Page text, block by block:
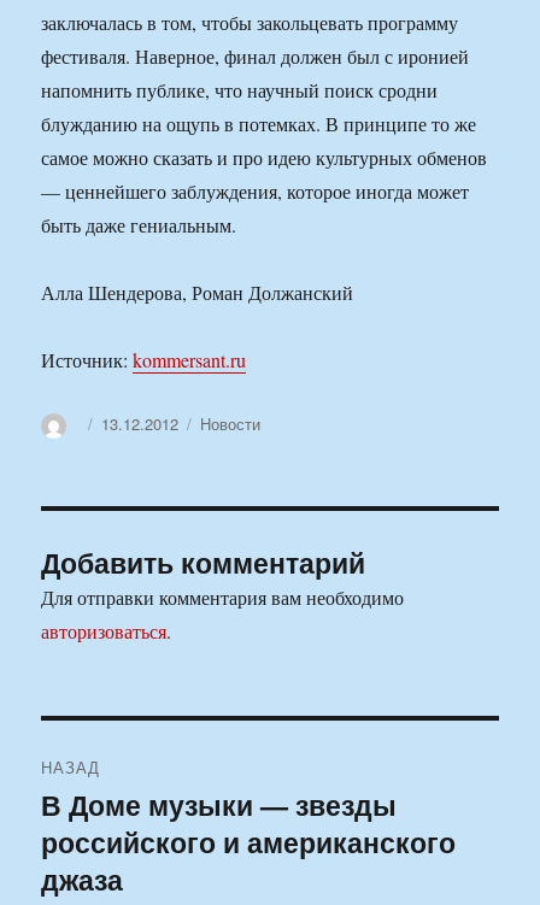
заключалась в том, чтобы закольцевать программу
фестиваля. Наверное, финал должен был с иронией
напомнить публике, что научный поиск сродни
блужданию на ощупь в потемках. В принципе то же
самое можно сказать и про идею культурных обменов
— ценнейшего заблуждения, которое иногда может
быть даже гениальным.
Алла Шендерова, Роман Должанский
Источник:kommersant.ru
АвторОпубликовано
13.12.2012 Рубрики
Новости
Добавить комментарий
Для отправки комментария вам необходимо
авторизоваться.
по
записям
НАЗАД
Предыдущая
запись:
В Доме музыки — звезды
российского и американского
джаза